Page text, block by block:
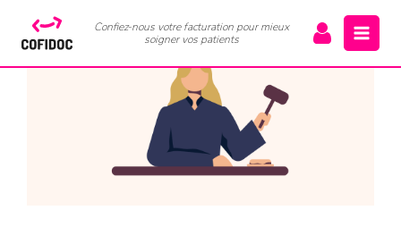
Confiez-nous votre facturation pour mieux
soigner vos patients